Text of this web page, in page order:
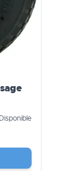
Disponible